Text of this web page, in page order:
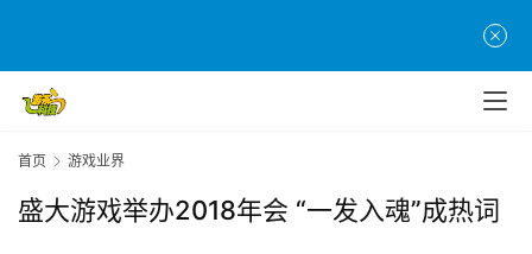
首页 游戏业界
盛大游戏举办2018年会 “一发入魂”成热词